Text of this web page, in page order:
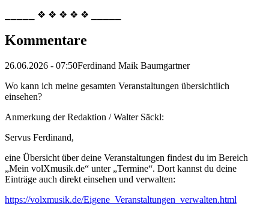
⎯⎯⎯⎯⎯ ❖ ❖ ❖ ❖ ❖ ⎯⎯⎯⎯⎯
Kommentare
26.06.2026 - 07:50Ferdinand Maik Baumgartner
Wo kann ich meine gesamten Veranstaltungen übersichtlich
einsehen?
Anmerkung der Redaktion /Walter Säckl:
Servus Ferdinand,
eine Übersicht über deine Veranstaltungen findest du im Bereich
„Mein volXmusik.de“ unter „Termine“. Dort kannst du deine
Einträge auch direkt einsehen und verwalten:
https://volxmusik.de/Eigene_Veranstaltungen_verwalten.html